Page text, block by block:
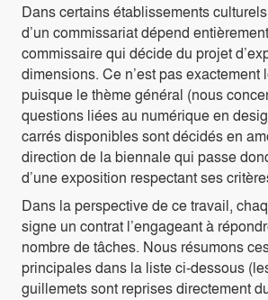
Dans certains établissements
d’un commissariat dépend
commissaire qui décide du projet
dimensions. Ce n’est pas exactement
puisque le thème général (nous
questions liées au numérique en
carrés disponibles sont décidés en
direction de la biennale qui passe
d’une exposition respectant ses
Dans la perspective de ce travail,
signe un contrat l’engageant à
nombre de tâches. Nous résumons
principales dans la liste ci-dessous
guillemets sont reprises directement